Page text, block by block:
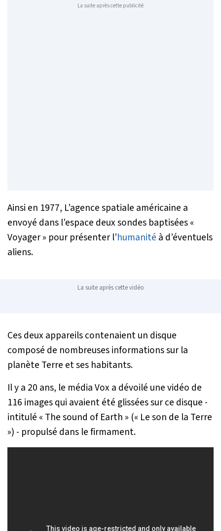
La suite après cette publicité
Ainsi en 1977, L’agence spatiale américaine a
envoyé dans l’espace deux sondes baptisées «
Voyager » pour présenter l’humanité à d’éventuels
aliens.
La suite après cette vidéo
Ces deux appareils contenaient un disque
composé de nombreuses informations sur la
planète Terre et ses habitants.
Il y a 20 ans, le média Vox a dévoilé une vidéo de
116 images qui avaient été glissées sur ce disque -
intitulé « The sound of Earth » (« Le son de la Terre
») - propulsé dans le firmament.